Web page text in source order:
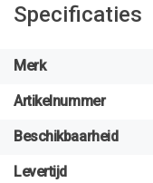
Specificaties
Merk
Artikelnummer
Beschikbaarheid
Levertijd